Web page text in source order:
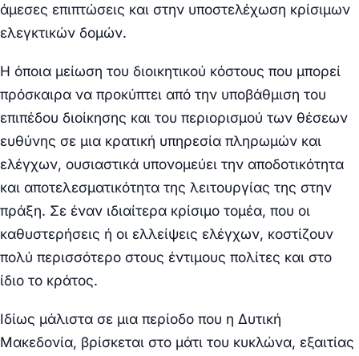
άμεσες επιπτώσεις και στην υποστελέχωση κρίσιμων
ελεγκτικών δομών.
Η όποια μείωση του διοικητικού κόστους που μπορεί
πρόσκαιρα να προκύπτει από την υποβάθμιση του
επιπέδου διοίκησης και του περιορισμού των θέσεων
ευθύνης σε μια κρατική υπηρεσία πληρωμών και
ελέγχων, ουσιαστικά υπονομεύει την αποδοτικότητα
και αποτελεσματικότητα της λειτουργίας της στην
πράξη. Σε έναν ιδιαίτερα κρίσιμο τομέα, που οι
καθυστερήσεις ή οι ελλείψεις ελέγχων, κοστίζουν
πολύ περισσότερο στους έντιμους πολίτες και στο
ίδιο το κράτος.
Ιδίως μάλιστα σε μια περίοδο που η Δυτική
Μακεδονία, βρίσκεται στο μάτι του κυκλώνα, εξαιτίας